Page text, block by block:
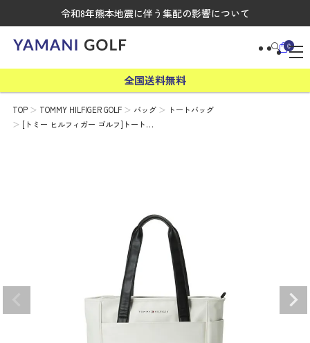
令和8年熊本地震に伴う集配の影響について
0
全国送料無料
TOP TOMMY HILFIGER GOLF バッグ
トートバッグ
[トミー ヒルフィガー ゴルフ]トート…